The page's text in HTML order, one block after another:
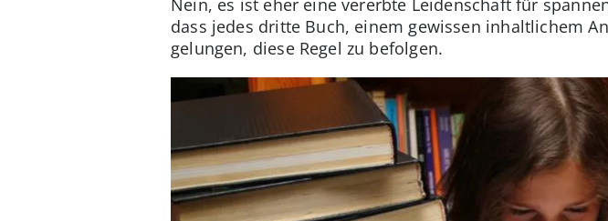
Nein, es ist eher eine vererbte Leidenschaft für
dass jedes dritte Buch, einem gewissen inhaltlichem
gelungen, diese Regel zu befolgen.